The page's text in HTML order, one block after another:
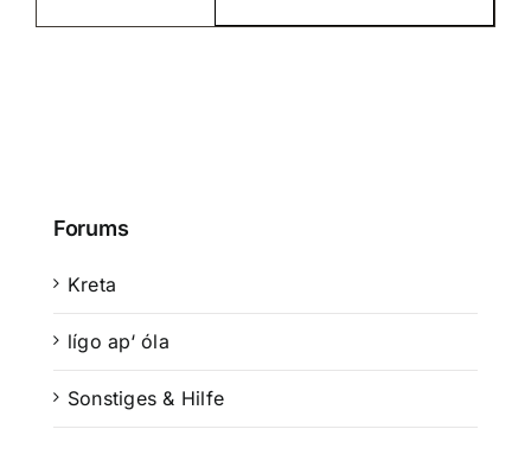
Forums
Kreta
lígo ap‘ óla
Sonstiges & Hilfe